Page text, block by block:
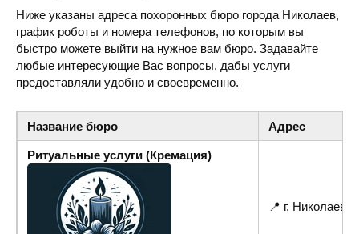
Ниже указаны адреса похоронных бюро города Николаев,
график роботы и номера телефонов, по которым вы
быстро можете выйти на нужное вам бюро. Задавайте
любые интересующие Вас вопросы, дабы услуги
предоставляли удобно и своевременно.
Название бюро Адрес
Ритуальные услуги (Кремация)
📍 г. Николаев